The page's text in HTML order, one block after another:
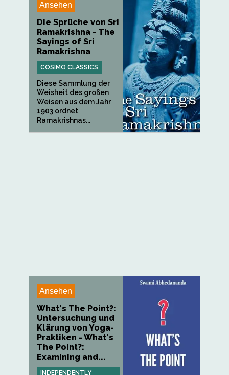
Ansehen
Die Sprüche von Sri
Ramakrishna - The
Sayings of Sri
Ramakrishna
COSIMO CLASSICS
Diese Sammlung der
Weisheit des großen
Weisen aus dem Jahr
1903 ordnet
Ramakrishnas...
Ansehen
What's The Point?:
Untersuchung und
Klärung von Yoga-
Praktiken - What's
The Point?:
Examining and...
INDEPENDENTLY